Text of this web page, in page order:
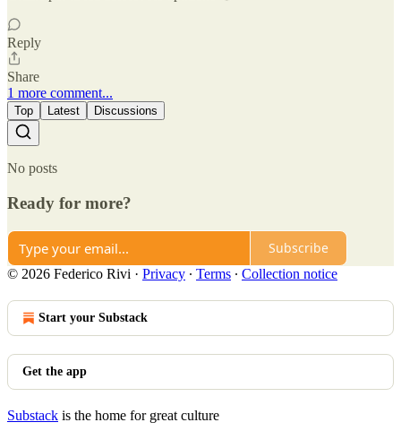
Reply
Share
1 more comment...
Top Latest Discussions
No posts
Ready for more?
Subscribe
© 2026 Federico Rivi · Privacy ∙ Terms ∙ Collection notice
Start your Substack
Get the app
Substack is the home for great culture